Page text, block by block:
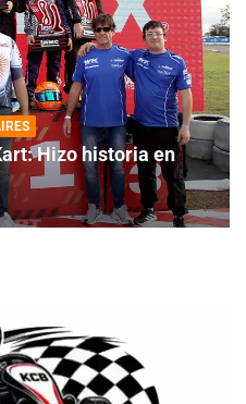
Hizo historia en